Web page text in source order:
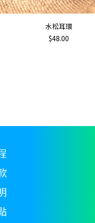
加入購物車
水松耳環
$48.00